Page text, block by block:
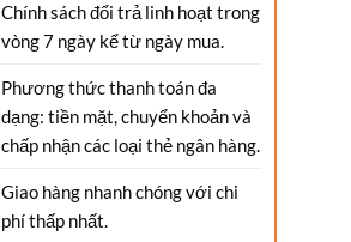
Chính sách đổi trả linh hoạt trong
vòng 7 ngày kể từ ngày mua.
Phương thức thanh toán đa
dạng: tiền mặt, chuyển khoản và
chấp nhận các loại thẻ ngân hàng.
Giao hàng nhanh chóng với chi
phí thấp nhất.